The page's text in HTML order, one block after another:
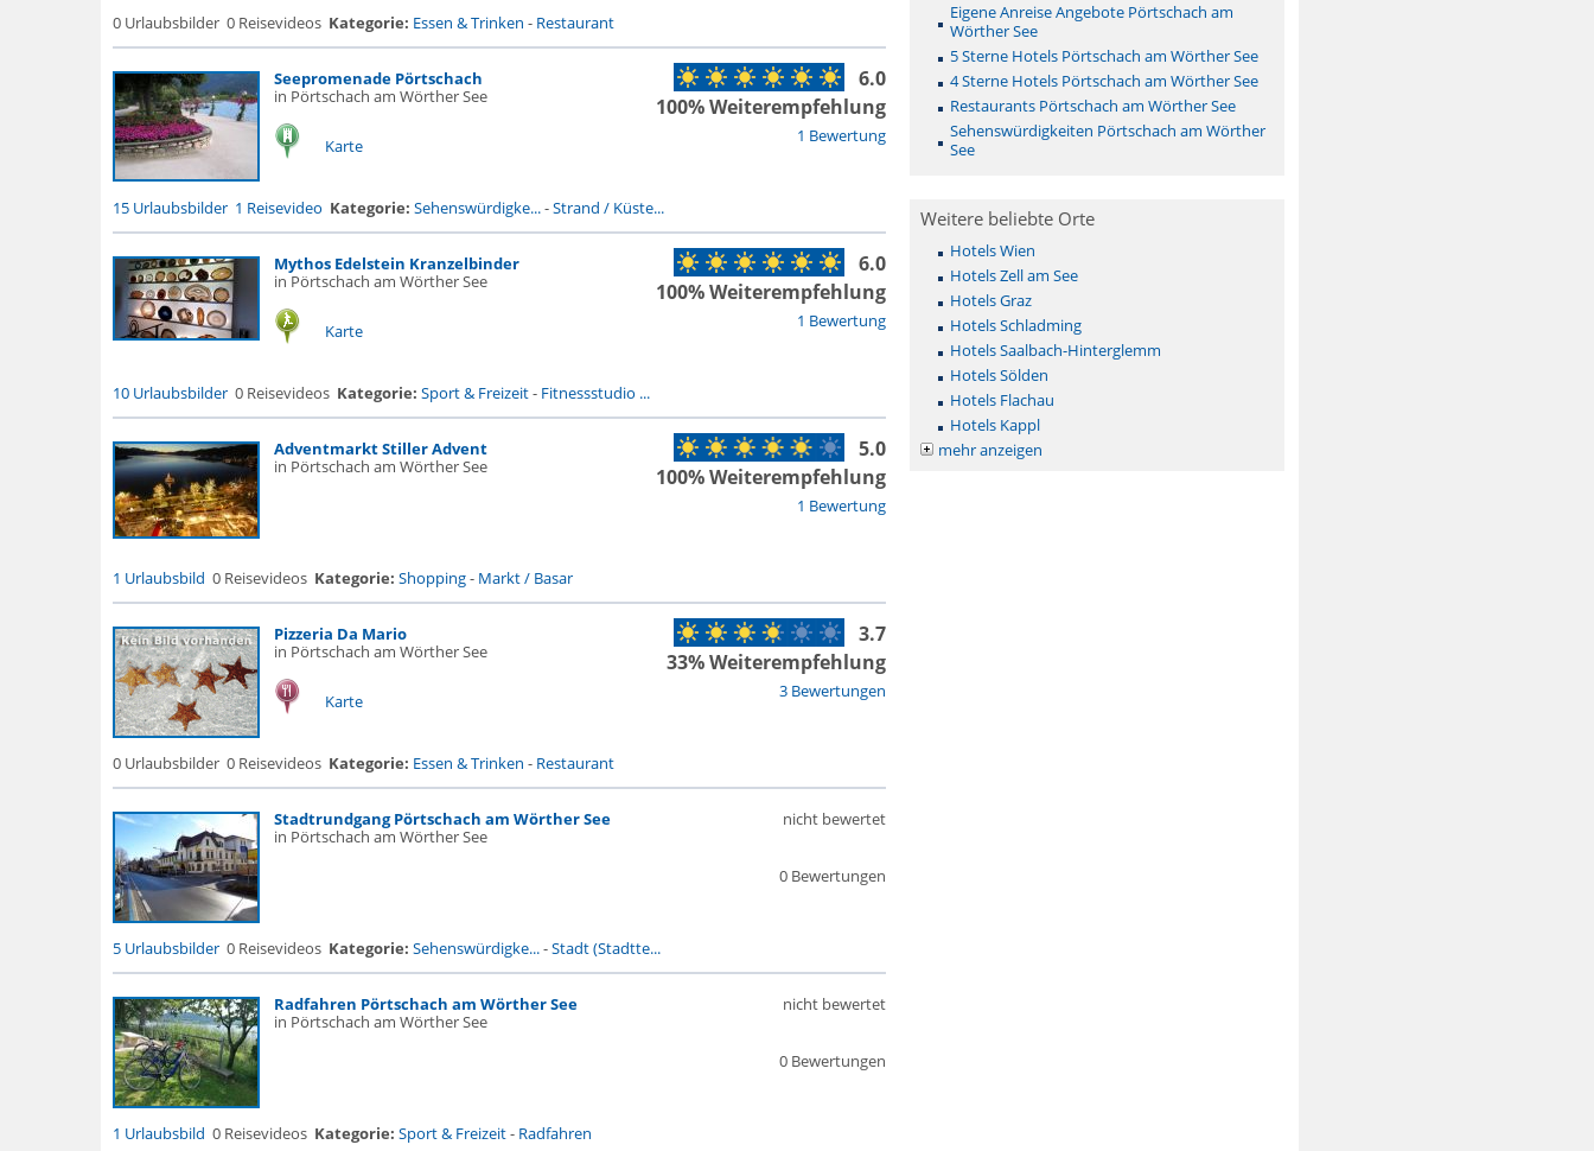
0 Urlaubsbilder 0 Reisevideos Kategorie: Essen & Trinken - Restaurant
Seepromenade Pörtschach
in Pörtschach am Wörther See
Karte 1 Bewertung
6.0
100% Weiterempfehlung
15 Urlaubsbilder 1 Reisevideo Kategorie: Sehenswürdigke...-Strand / Küste...
Mythos Edelstein Kranzelbinder
in Pörtschach am Wörther See
Karte 1 Bewertung
6.0
100% Weiterempfehlung
10 Urlaubsbilder 0 Reisevideos Kategorie: Sport & Freizeit- Fitnessstudio ...
Adventmarkt Stiller Advent
in Pörtschach am Wörther See
1 Bewertung
5.0
100% Weiterempfehlung
1 Urlaubsbild 0 Reisevideos Kategorie: Shopping- Markt / Basar
Pizzeria Da Mario
in Pörtschach am Wörther See
Karte 3 Bewertungen
3.7
33% Weiterempfehlung
0 Urlaubsbilder 0 Reisevideos Kategorie: Essen & Trinken - Restaurant
Stadtrundgang Pörtschach am Wörther See
in Pörtschach am Wörther See
0 Bewertungen
nicht bewertet
5 Urlaubsbilder 0 Reisevideos Kategorie: Sehenswürdigke...-Stadt (Stadtte...
Radfahren Pörtschach am Wörther See
in Pörtschach am Wörther See
0 Bewertungen
nicht bewertet
1 Urlaubsbild 0 Reisevideos Kategorie: Sport & Freizeit- Radfahren
Eigene Anreise Angebote Pörtschach am
Wörther See
5 Sterne Hotels Pörtschach am Wörther See
4 Sterne Hotels Pörtschach am Wörther See
Restaurants Pörtschach am Wörther See
Sehenswürdigkeiten Pörtschach am Wörther
See
Weitere beliebte Orte
Hotels Wien
Hotels Zell am See
Hotels Graz
Hotels Schladming
Hotels Saalbach-Hinterglemm
Hotels Sölden
Hotels Flachau
Hotels Kappl
mehr anzeigen